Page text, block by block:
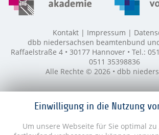
Einwilligung in die Nutzung
Um unsere Webseite für Sie optimal
Kontakt Impressum
dbb niedersachsen beamtenbund
Raffaelstraße 4 • 30177 Hannover • Tel.:
0511 35398836
Alle Rechte © 2026 • dbb